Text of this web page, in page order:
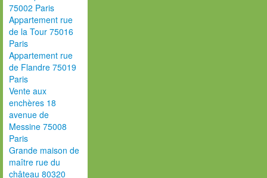
75002 Paris
Appartement rue
de la Tour 75016
Paris
Appartement rue
de Flandre 75019
Paris
Vente aux
enchères 18
avenue de
Messine 75008
Paris
Grande maison de
maître rue du
château 80320